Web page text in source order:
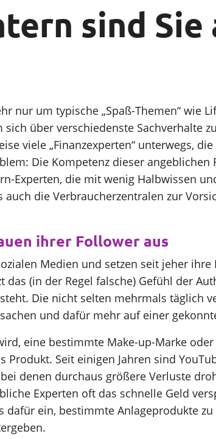
sind
nur um typische „Spaß-Themen“ wie
sich über verschiedenste
viele „Finanzexperten“ unterwegs,
Die Kompetenz dieser
Experten, die mit wenig Halbwissen
die Verbraucherzentralen zur
ihrer Follower aus
Medien und setzen seit jeher
(in der Regel falsche) Gefühl der
Die nicht selten mehrmals täglich
und dafür mehr auf einer
eine bestimmte Make-up-Marke
Seit einigen Jahren sind
denen durchaus größere Verluste
Experten oft das schnelle Geld
ein, bestimmte Anlageprodukte